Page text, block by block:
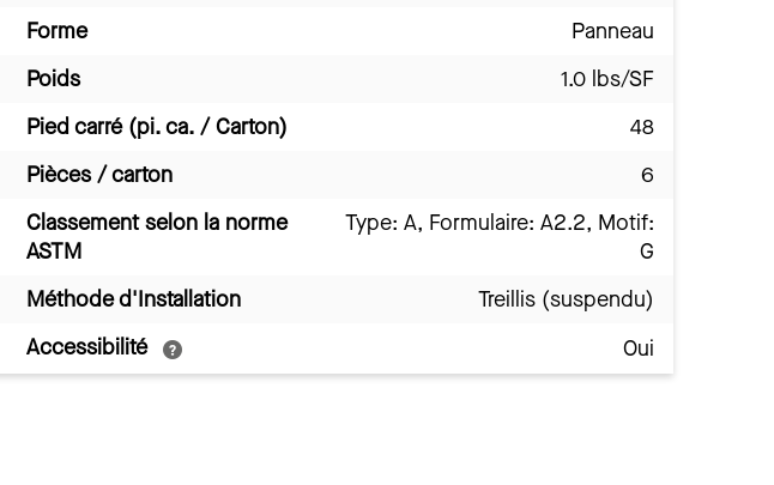
Forme
Panneau
Poids
1.0 lbs/SF
Pied carré (pi. ca. / Carton)
48
Pièces / carton
6
Classement selon la norme
ASTM
Type: A, Formulaire: A2.2, Motif:
G
Méthode d'Installation
Treillis (suspendu)
Accessibilité
Oui